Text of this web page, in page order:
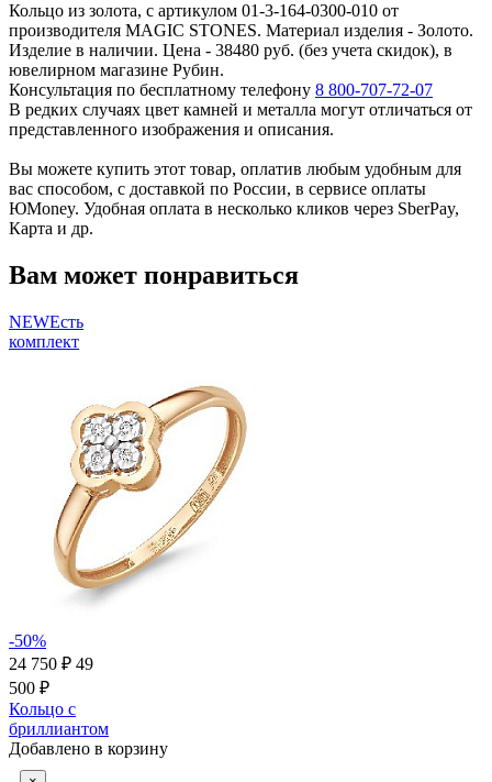
Кольцо из золота, с артикулом 01-3-164-0300-010 от
производителя MAGIC STONES. Материал изделия - Золото.
Изделие в наличии. Цена - 38480 руб. (без учета скидок), в
ювелирном магазине Рубин.
Консультация по бесплатному телефону 8 800-707-72-07
В редких случаях цвет камней и металла могут отличаться от
представленного изображения и описания.
Вы можете купить этот товар, оплатив любым удобным для
вас способом, с доставкой по России, в сервисе оплаты
ЮMoney. Удобная оплата в несколько кликов через SberPay,
Карта и др.
Вам может понравиться
NEWЕсть
комплект
-50%
24 750 ₽ 49
500 ₽
Кольцо с
бриллиантом
Добавлено в корзину